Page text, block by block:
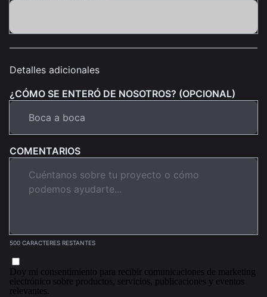
Detalles adicionales
¿CÓMO SE ENTERÓ DE NOSOTROS? (OPCIONAL)
COMENTARIOS
500 CARACTERES RESTANTES
Doy mi consentimiento para recibir comunicaciones de marketing
electrónico sobre productos, servicios, publicaciones y eventos
relevantes.